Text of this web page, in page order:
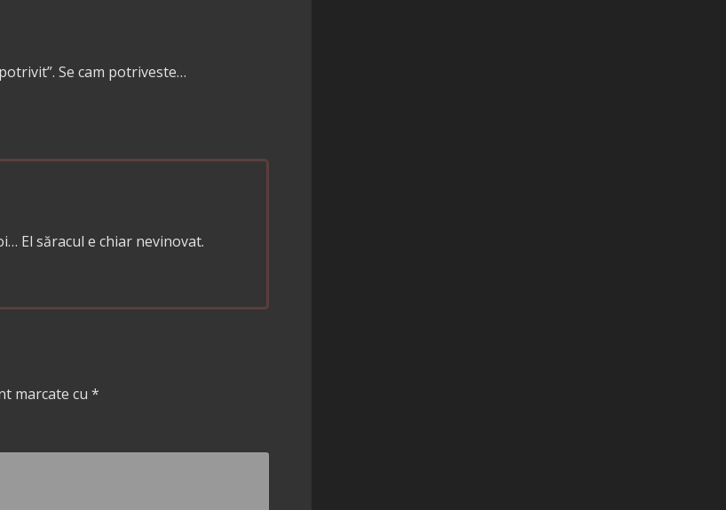
Se cam potriveste…
El săracul e chiar nevinovat.
marcate cu *